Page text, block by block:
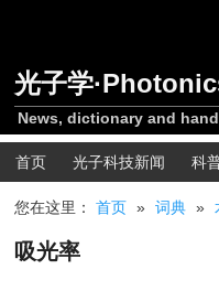
光子学
News, dictionary and
主菜单
首页 光子科技新闻 科
您在这里：首页 » 词典 »
吸光率